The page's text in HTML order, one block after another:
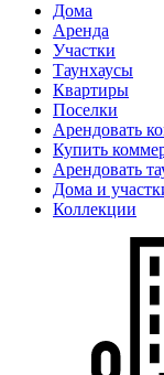
Дома
Аренда
Участки
Таунхаусы
Квартиры
Поселки
Арендовать
Купить
Арендовать
Дома и
Коллекции